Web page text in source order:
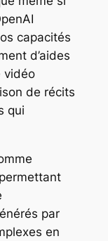
capacités
d’aides
vidéo
de récits
qui
par
en